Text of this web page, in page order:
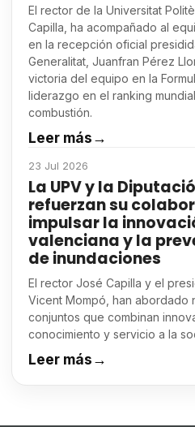
El rector de la Universitat
Capilla, ha acompañado al
en la recepción oficial
Generalitat, Juanfran Pérez
victoria del equipo en la
liderazgo en el ranking
combustión.
Leer más→
23 Jul 2026
La UPV y la
refuerzan su
impulsar la
valenciana y la
de inundaciones
El rector José Capilla y el
Vicent Mompó, han abordado
conjuntos que combinan
conocimiento y servicio a la
Leer más→